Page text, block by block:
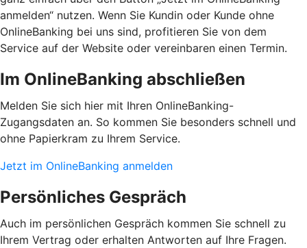
anmelden“ nutzen. Wenn Sie Kundin oder Kunde ohne
OnlineBanking bei uns sind, profitieren Sie von dem
Service auf der Website oder vereinbaren einen Termin.
Im OnlineBanking abschließen
Melden Sie sich hier mit Ihren OnlineBanking-
Zugangsdaten an. So kommen Sie besonders schnell und
ohne Papierkram zu Ihrem Service.
Jetzt im OnlineBanking anmelden
Persönliches Gespräch
Auch im persönlichen Gespräch kommen Sie schnell zu
Ihrem Vertrag oder erhalten Antworten auf Ihre Fragen.